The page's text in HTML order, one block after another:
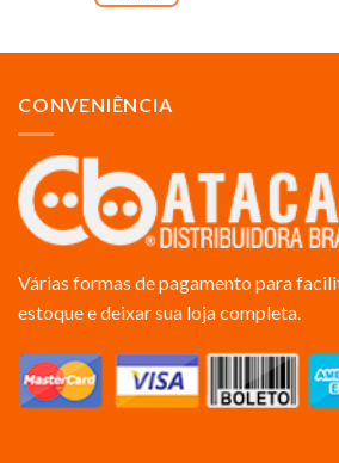
CONVENIÊNCIA
Várias formas de pagamento para
estoque e deixar sua loja completa.